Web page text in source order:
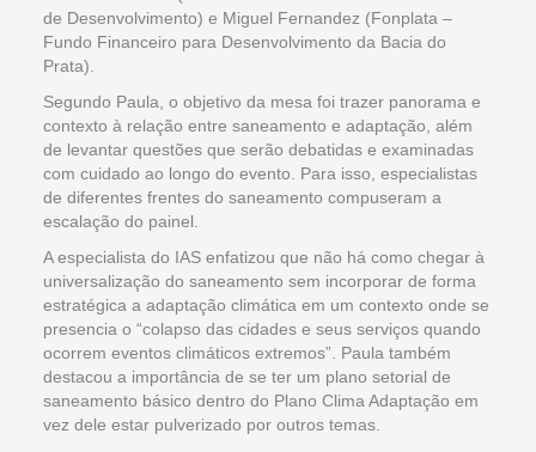
de Desenvolvimento) e Miguel Fernandez (Fonplata –
Fundo Financeiro para Desenvolvimento da Bacia do
Prata).
Segundo Paula, o objetivo da mesa foi trazer panorama e
contexto à relação entre saneamento e adaptação, além
de levantar questões que serão debatidas e examinadas
com cuidado ao longo do evento. Para isso, especialistas
de diferentes frentes do saneamento compuseram a
escalação do painel.
A especialista do IAS enfatizou que não há como chegar à
universalização do saneamento sem incorporar de forma
estratégica a adaptação climática em um contexto onde se
presencia o “colapso das cidades e seus serviços quando
ocorrem eventos climáticos extremos”. Paula também
destacou a importância de se ter um plano setorial de
saneamento básico dentro do Plano Clima Adaptação em
vez dele estar pulverizado por outros temas.